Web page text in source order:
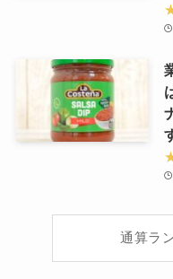
通算ラ